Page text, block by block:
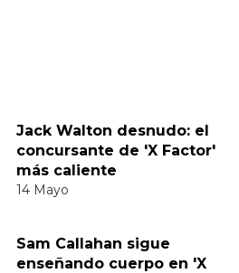
Jack Walton desnudo: el
concursante de 'X Factor'
más caliente
14 Mayo
Sam Callahan sigue
enseñando cuerpo en 'X